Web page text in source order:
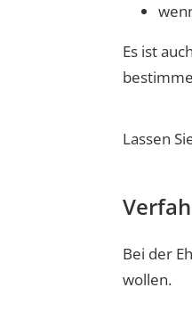
Es ist
Lassen
Bei der
wollen.